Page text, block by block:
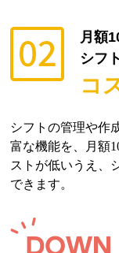
月額
シフ
コ
シフトの管理や作
富な機能を、月額
ストが低いうえ、
できます。